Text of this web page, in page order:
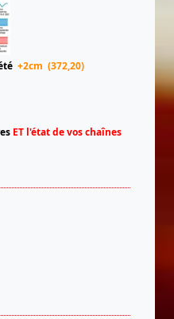
+2cm (372,20)
ET l'état de vos chaînes